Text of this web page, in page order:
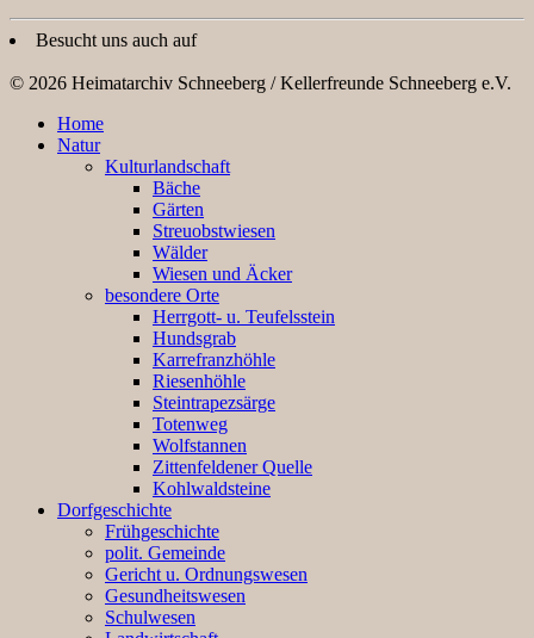
Besucht uns auch auf
© 2026 Heimatarchiv Schneeberg / Kellerfreunde Schneeberg e.V.
Home
Natur
Kulturlandschaft
Bäche
Gärten
Streuobstwiesen
Wälder
Wiesen und Äcker
besondere Orte
Herrgott- u. Teufelsstein
Hundsgrab
Karrefranzhöhle
Riesenhöhle
Steintrapezsärge
Totenweg
Wolfstannen
Zittenfeldener Quelle
Kohlwaldsteine
Dorfgeschichte
Frühgeschichte
polit. Gemeinde
Gericht u. Ordnungswesen
Gesundheitswesen
Schulwesen